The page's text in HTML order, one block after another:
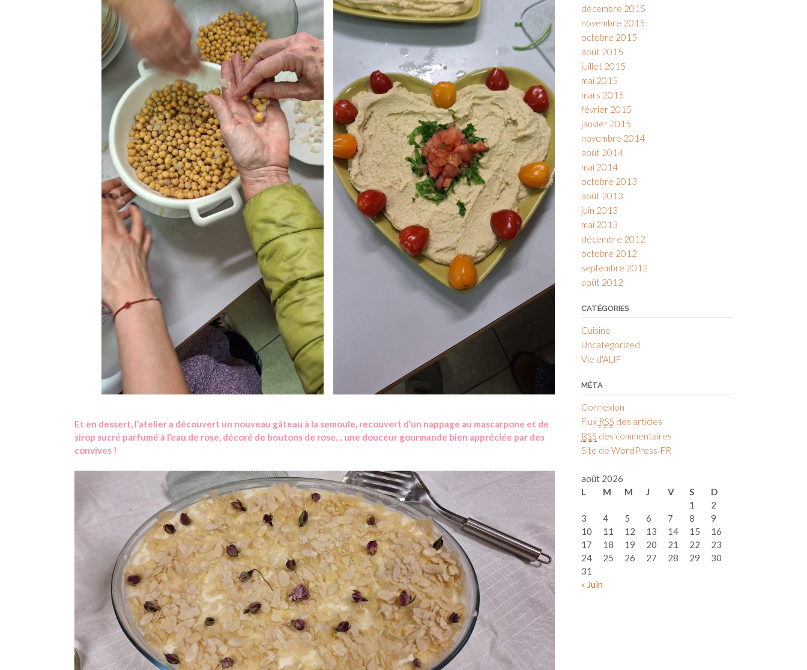
Et en dessert, l’atelier a découvert un nouveau gâteau à la semoule, recouvert d’un nappage au mascarpone et de
sirop sucré parfumé à l’eau de rose, décoré de boutons de rose… une douceur gourmande bien appréciée par des
convives !
décembre 2015
novembre 2015
octobre 2015
août 2015
juillet 2015
mai 2015
mars 2015
février 2015
janvier 2015
novembre 2014
août 2014
mai 2014
octobre 2013
août 2013
juin 2013
mai 2013
décembre 2012
octobre 2012
septembre 2012
août 2012
CATÉGORIES
Cuisine
Uncategorized
Vie d'ALIF
MÉTA
Connexion
Flux RSS des articles
RSS des commentaires
Site de WordPress-FR
août 2026
L
M M J V S D
« Juin
1
2
3
4 5 6 7 8
9
10
11 12 13 14 15
16
17
18 19 20 21 22
23
24
25 26 27 28 29
30
31